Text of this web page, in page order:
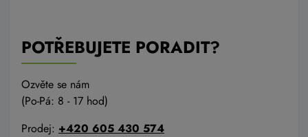
POTŘEBUJETE PORADIT?
Ozvěte se nám
(Po-Pá: 8 - 17 hod)
Prodej: +420 605 430 574